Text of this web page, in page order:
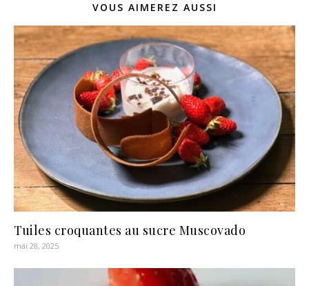
VOUS AIMEREZ AUSSI
Tuiles croquantes au sucre Muscovado
mai 28, 2025